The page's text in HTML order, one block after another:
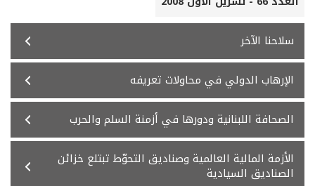
سلاحنا الآخر
الإرهاب الدولي في محاولات تعريفه
الصحافة اللبنانية ودورها في أزمنة السلم والحرب
الأزمة المالية العالمية وصناديق التحوّط تبتلع خزائن
الصناديق السيادية